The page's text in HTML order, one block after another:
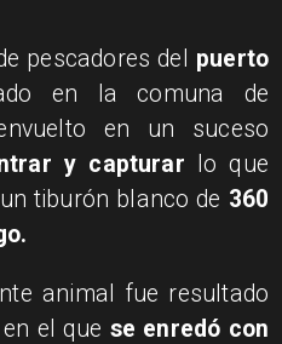
pescadores del puerto
en la comuna de
en un suceso
y capturar lo que
tiburón blanco de 360
animal fue resultado
el que se enredó con